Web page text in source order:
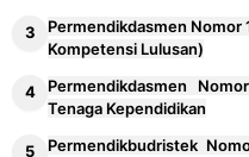
Permendikdasmen Nomor
Kompetensi Lulusan)
Permendikdasmen
Tenaga Kependidikan
Permendikbudristek